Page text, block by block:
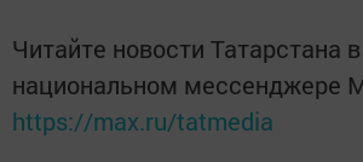
Читайте новости Татарстана в
национальном мессенджере
https://max.ru/tatmedia